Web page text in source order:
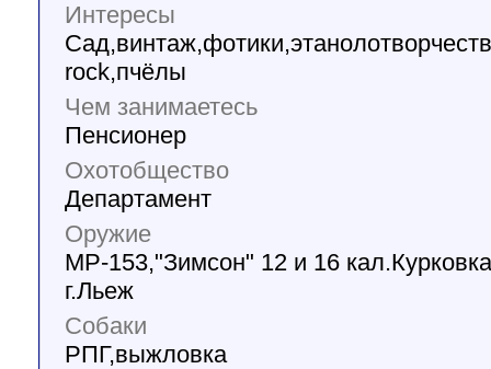
Интересы
rock,пчёлы
Чем занимаетесь
Пенсионер
Охотобщество
Департамент
Оружие
МР-153,"Зимсон" 12 и 16
г.Льеж
Собаки
РПГ,выжловка